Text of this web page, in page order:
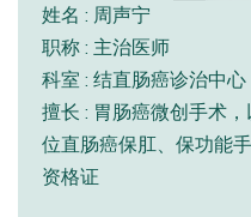
姓名 : 周声宁
职称 : 主治医师
科室 : 结直肠癌诊治中心
擅长 : 胃肠癌微创手术
位直肠癌保肛、保功能
资格证